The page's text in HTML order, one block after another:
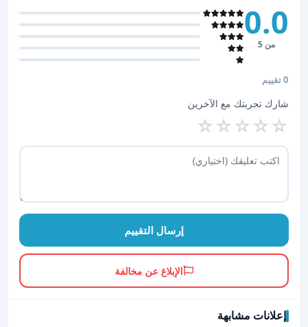
0.0
من 5
0 تقييم
شارك تجربتك مع الآخرين
☆
☆
☆
☆
☆
إرسال التقييم
الإبلاغ عن مخالفة
إعلانات مشابهة